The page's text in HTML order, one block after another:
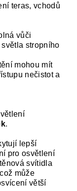
teras, vchodů
vůči
stropního
mohou mít
nečistot a
.
lepší
pro osvětlení
svítidla
může
větší